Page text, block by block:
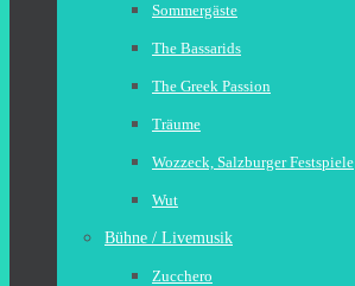
Sommergäste
The Bassarids
The Greek Passion
Träume
Wozzeck, Salzburger Festspiele
Wut
Bühne / Livemusik
Zucchero